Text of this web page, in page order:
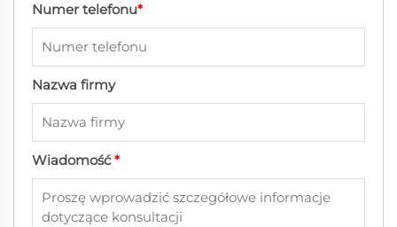
Numer telefonu*
Nazwa firmy
Wiadomość*